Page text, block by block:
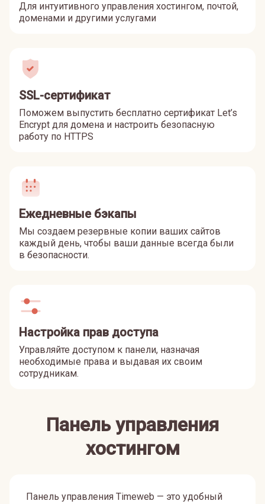
Для интуитивного управления хостингом, почтой,
доменами и другими услугами
SSL-сертификат
Поможем выпустить бесплатно сертификат Let’s
Encrypt для домена и настроить безопасную
работу по HTTPS
Ежедневные бэкапы
Мы создаем резервные копии ваших сайтов
каждый день, чтобы ваши данные всегда были
в безопасности.
Настройка прав доступа
Управляйте доступом к панели, назначая
необходимые права и выдавая их своим
сотрудникам.
Панель управления
хостингом
Панель управления Timeweb — это удобный